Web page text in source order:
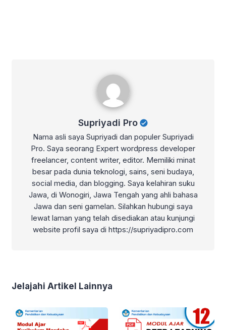
Supriyadi Pro
Nama asli saya Supriyadi dan populer Supriyadi
Pro. Saya seorang Expert wordpress developer
freelancer, content writer, editor. Memiliki minat
besar pada dunia teknologi, sains, seni budaya,
social media, dan blogging. Saya kelahiran suku
Jawa, di Wonogiri, Jawa Tengah yang ahli bahasa
Jawa dan seni gamelan. Silahkan hubungi saya
lewat laman yang telah disediakan atau kunjungi
website profil saya di https://supriyadipro.com
Jelajahi Artikel Lainnya